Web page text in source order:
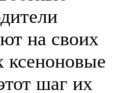
на своих
ксеноновые
шаг их